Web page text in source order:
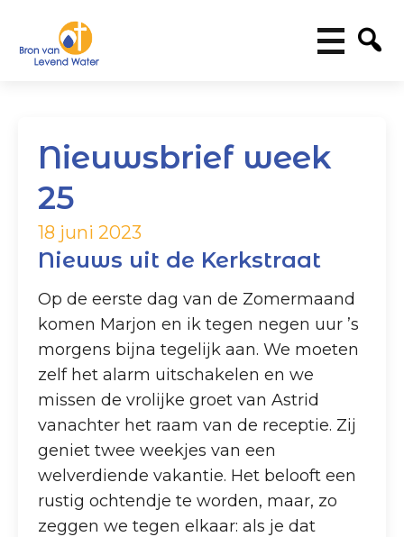
Nieuwsbrief week
25
18 juni 2023
Nieuws uit de Kerkstraat
Op de eerste dag van de Zomermaand
komen Marjon en ik tegen negen uur ’s
morgens bijna tegelijk aan. We moeten
zelf het alarm uitschakelen en we
missen de vrolijke groet van Astrid
vanachter het raam van de receptie. Zij
geniet twee weekjes van een
welverdiende vakantie. Het belooft een
rustig ochtendje te worden, maar, zo
zeggen we tegen elkaar: als je dat